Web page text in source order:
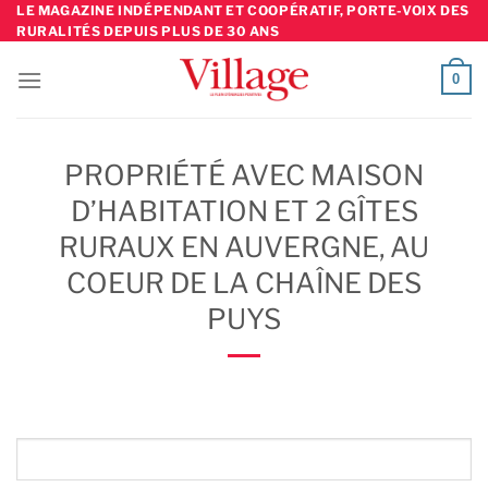
Skip
to
LE MAGAZINE INDÉPENDANT ET COOPÉRATIF, PORTE-VOIX DES
RURALITÉS DEPUIS PLUS DE 30 ANS
0
PROPRIÉTÉ AVEC MAISON
D’HABITATION ET 2 GÎTES
RURAUX EN AUVERGNE, AU
COEUR DE LA CHAÎNE DES
PUYS